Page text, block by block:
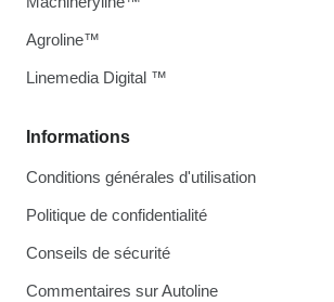
Informations
Conditions générales d'utilisation
Politique de confidentialité
Conseils de sécurité
Commentaires sur Autoline
Agroline™
Linemedia Digital ™